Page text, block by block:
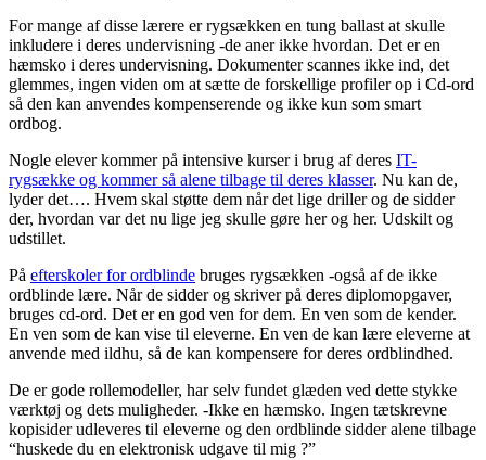
For mange af disse lærere er rygsækken en tung ballast at skulle
inkludere i deres undervisning -de aner ikke hvordan. Det er en
hæmsko i deres undervisning. Dokumenter scannes ikke ind, det
glemmes, ingen viden om at sætte de forskellige profiler op i Cd-ord
så den kan anvendes kompenserende og ikke kun som smart
ordbog.
Nogle elever kommer på intensive kurser i brug af deres IT-
rygsække og kommer så alene tilbage til deres klasser. Nu kan de,
lyder det…. Hvem skal støtte dem når det lige driller og de sidder
der, hvordan var det nu lige jeg skulle gøre her og her. Udskilt og
udstillet.
På efterskoler for ordblinde bruges rygsækken -også af de ikke
ordblinde lære. Når de sidder og skriver på deres diplomopgaver,
bruges cd-ord. Det er en god ven for dem. En ven som de kender.
En ven som de kan vise til eleverne. En ven de kan lære eleverne at
anvende med ildhu, så de kan kompensere for deres ordblindhed.
De er gode rollemodeller, har selv fundet glæden ved dette stykke
værktøj og dets muligheder. -Ikke en hæmsko. Ingen tætskrevne
kopisider udleveres til eleverne og den ordblinde sidder alene tilbage
“huskede du en elektronisk udgave til mig ?”